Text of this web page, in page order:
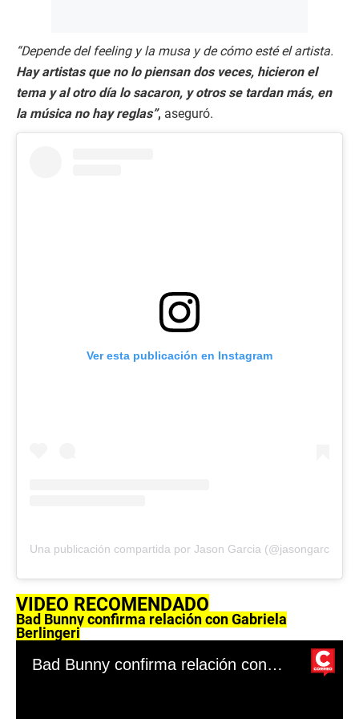
“Depende del feeling y la musa y de cómo esté el artista.
Hay artistas que no lo piensan dos veces, hicieron el
tema y al otro día lo sacaron, y otros se tardan más, en
la música no hay reglas”, aseguró.
Ver esta publicación en Instagram
Una publicación compartida por Jason Garcia
VIDEO RECOMENDADO
Bad Bunny confirma relación con Gabriela
Berlingeri
Bad Bunny confirma relación con Gabriela Berlingeri vestido como en su video “Yo perreo sola”